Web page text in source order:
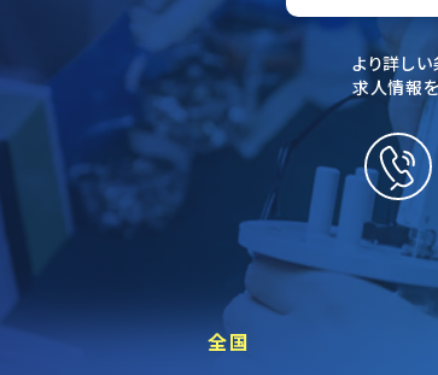
より詳し
求人情報
全国